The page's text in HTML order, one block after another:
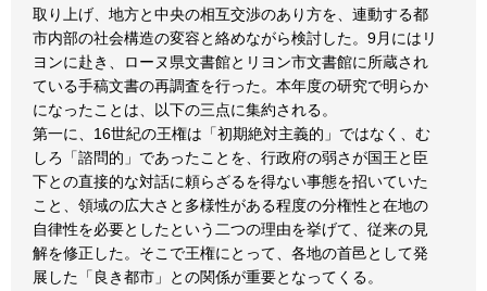
取り上げ、地方と中央の相互交渉のあり方を、連動する都
市内部の社会構造の変容と絡めながら検討した。9月にはリ
ヨンに赴き、ローヌ県文書館とリヨン市文書館に所蔵され
ている手稿文書の再調査を行った。本年度の研究で明らか
になったことは、以下の三点に集約される。
第一に、16世紀の王権は「初期絶対主義的」ではなく、む
しろ「諮問的」であったことを、行政府の弱さが国王と臣
下との直接的な対話に頼らざるを得ない事態を招いていた
こと、領域の広大さと多様性がある程度の分権性と在地の
自律性を必要としたという二つの理由を挙げて、従来の見
解を修正した。そこで王権にとって、各地の首邑として発
展した「良き都市」との関係が重要となってくる。